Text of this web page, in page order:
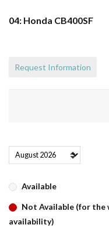
04: Honda CB400SF
Request Information
Available
Not Available (for the
availability)